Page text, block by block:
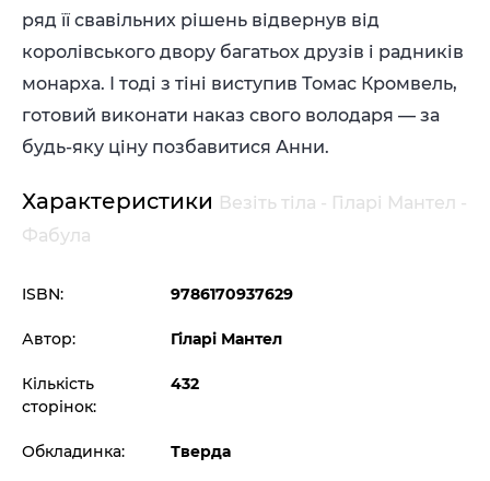
ряд її свавільних рішень відвернув від
королівського двору багатьох друзів і радників
монарха. І тоді з тіні виступив Томас Кромвель,
готовий виконати наказ свого володаря — за
будь-яку ціну позбавитися Анни.
Характеристики Везіть тіла - Гіларі Мантел -
Фабула
ISBN: 9786170937629
Автор: Гіларі Мантел
Кількість
сторінок:
432
Обкладинка: Тверда